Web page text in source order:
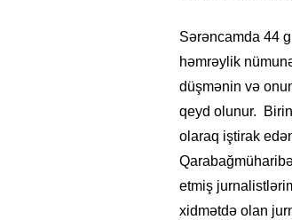
Sərəncamda 44
həmrəylik
düşmənin və
qeyd olunur.
olaraq iştirak
etmiş
xidmətdə olan